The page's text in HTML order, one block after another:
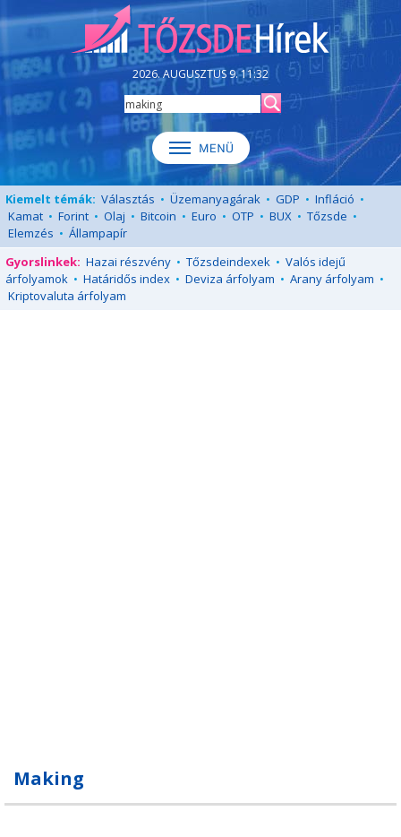
2026. AUGUSZTUS 9. 11:32
Kiemelt témák: Választás • Üzemanyagárak • GDP • Infláció •
Kamat • Forint • Olaj • Bitcoin • Euro • OTP • BUX • Tőzsde •
Elemzés • Állampapír
Gyorslinkek: Hazai részvény • Tőzsdeindexek • Valós idejű
árfolyamok • Határidős index • Deviza árfolyam • Arany árfolyam •
Kriptovaluta árfolyam
Making